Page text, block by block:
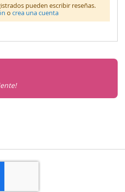
pueden escribir reseñas.
o crea una cuenta